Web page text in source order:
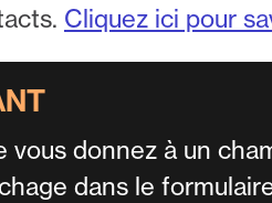
Cliquez ici pour
vous donnez à un
dans le